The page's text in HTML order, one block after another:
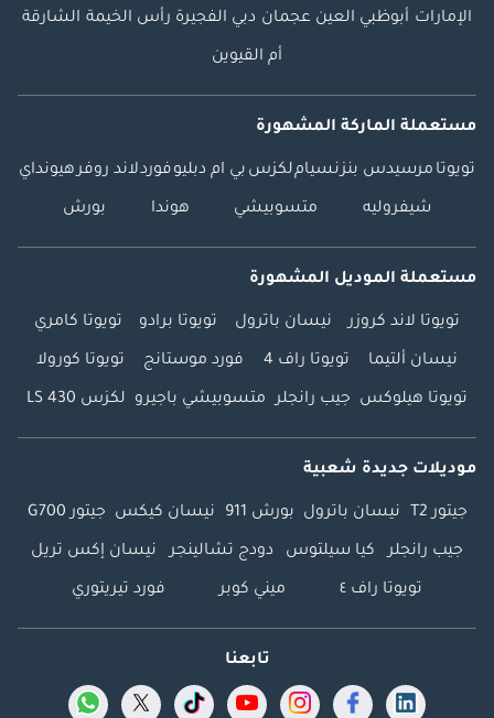
الإمارات أبوظبي العين عجمان دبي الفجيرة رأس الخيمة الشارقة
أم القيوين
مستعملة الماركة المشهورة
تويوتا مرسيدس بنزنسياملكزس بي ام دبليوفوردلاند روفرهيونداي
شيفروليه متسوبيشي هوندا بورش
مستعملة الموديل المشهورة
تويوتا لاند كروزر نيسان باترول تويوتا برادو تويوتا كامري
نيسان ألتيما تويوتا راف 4 فورد موستانج تويوتا كورولا
تويوتا هيلوكس جيب رانجلر متسوبيشي باجيرو لكزس LS 430
موديلات جديدة شعبية
جيتور T2 نيسان باترول بورش 911 نيسان كيكس جيتور G700
جيب رانجلر كيا سيلتوس دودج تشالينجر نيسان إكس تريل
تويوتا راف ٤ ميني كوبر فورد تيريتوري
تابعنا